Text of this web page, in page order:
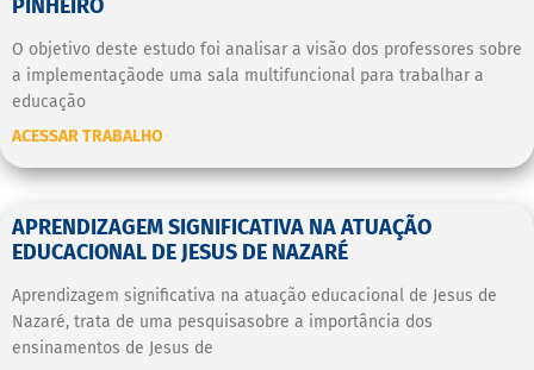
PINHEIRO
O objetivo deste estudo foi analisar a visão dos professores sobre
a implementaçãode uma sala multifuncional para trabalhar a
educação
ACESSAR TRABALHO
APRENDIZAGEM SIGNIFICATIVA NA ATUAÇÃO
EDUCACIONAL DE JESUS DE NAZARÉ
Aprendizagem significativa na atuação educacional de Jesus de
Nazaré, trata de uma pesquisasobre a importância dos
ensinamentos de Jesus de